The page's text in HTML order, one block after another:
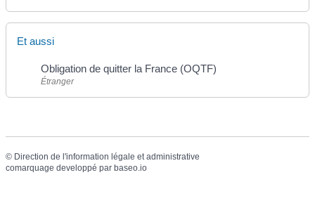
Et aussi
Obligation de quitter la France (OQTF)
Étranger
© Direction de l'information légale et administrative
comarquage developpé par baseo.io